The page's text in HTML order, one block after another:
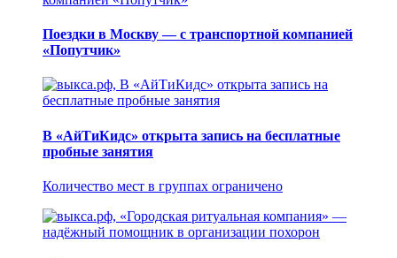
Поездки в Москву — с транспортной компанией
«Попутчик»
В «АйТиКидс» открыта запись на бесплатные
пробные занятия
Количество мест в группах ограничено